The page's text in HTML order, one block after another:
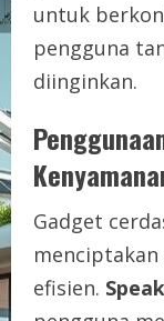
untuk
pengguna
diinginkan.
Gadget
efisien.